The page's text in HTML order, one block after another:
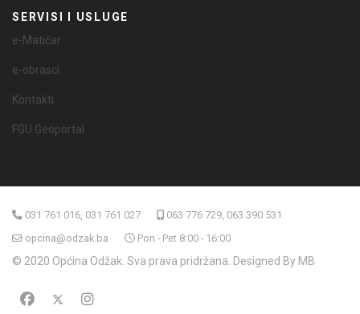
SERVISI I USLUGE
e-Matičar
e-obrasci
Kontakti
FGU Geoportal
031 761 016, 031 761 027
063 776 729, 063 390 531
opcina@odzak.ba
Pon - Pet 8:00 - 16:00
© 2020 Općina Odžak. Sva prava pridržana. Designed By MB